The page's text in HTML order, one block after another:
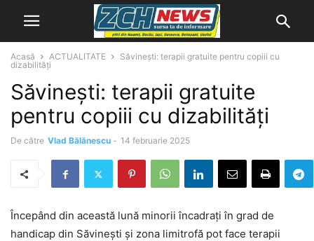
Acasă ACTUALITATE
Săvinești: terapii gratuite pentru copiii cu
dizabilități
Săvinești: terapii gratuite
pentru copiii cu dizabilități
De către Vlad Bălănescu - 14 februarie 2025
Începând din această lună minorii încadrați în grad de
handicap din Săvinești și zona limitrofă pot face terapii